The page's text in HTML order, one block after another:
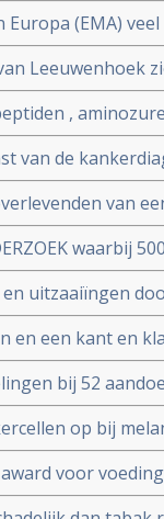
(EMA)
levensjaren.
Leeuwenhoek
) van reeds
te hebben
,
bij melanomen
van de
van
hun
cocktail van
waarbij
ervaringen met
uitzaaiïngen
bij wondheeling
en een kant en
apparaat
bij 52
worden in
op bij
van het NKI.
met 94
voor